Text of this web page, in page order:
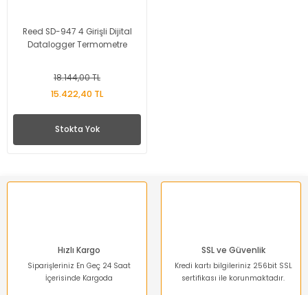
Reed SD-947 4 Girişli Dijital
Datalogger Termometre
18.144,00 TL
15.422,40 TL
Stokta Yok
Hızlı Kargo
Siparişleriniz En Geç 24 Saat
İçerisinde Kargoda
SSL ve Güvenlik
Kredi kartı bilgileriniz 256bit SSL
sertifikası ile korunmaktadır.